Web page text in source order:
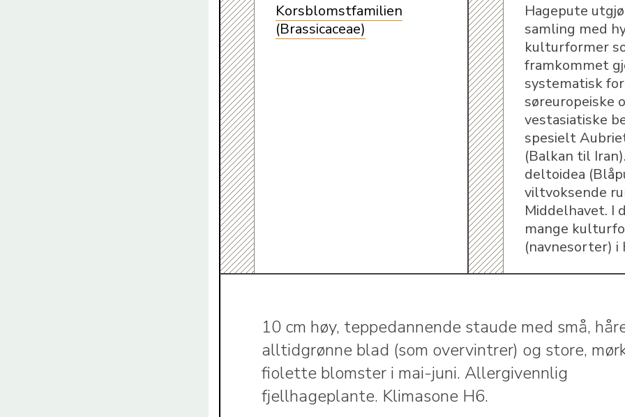
Korsblomstfamilien
(Brassicaceae)
Hagepute
samling med
kulturformer
framkommet
systematisk
søreuropeiske
vestasiatiske
spesielt
(Balkan til
deltoidea
viltvoksende
Middelhavet. I
mange
(navnesorter) i
10 cm høy, teppedannende staude med små,
alltidgrønne blad (som overvintrer) og store,
fiolette blomster i mai-juni. Allergivennlig
fjellhageplante. Klimasone H6.